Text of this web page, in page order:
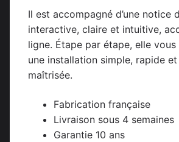
Il est accompagné d’une notice
interactive, claire et intuitive,
ligne. Étape par étape, elle
une installation simple, rapide
maîtrisée.
Fabrication française
Livraison sous 4 semaines
Garantie 10 ans